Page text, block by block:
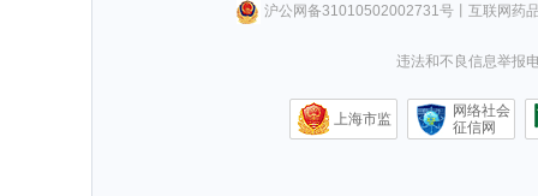
沪公网备31010502002731号丨 互联网药
违法和不良信息举报
上海市监
网络社会
征信网